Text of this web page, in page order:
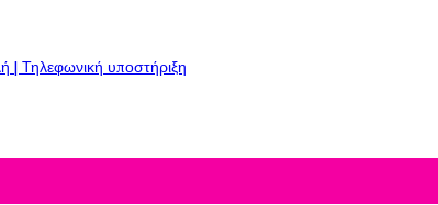
Τηλεφωνική υποστήριξη